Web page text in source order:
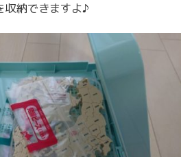
収納できますよ♪